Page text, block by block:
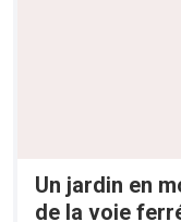
Un jardin en
de la voie